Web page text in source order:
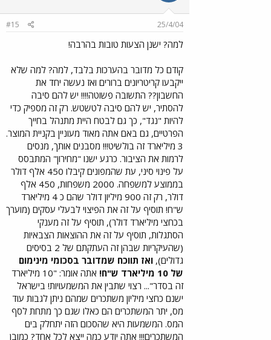
25/4/04
#15
למה? ישנן הצעות טובות בהרבה!
קודם כל מדובר בהערכות בלבד, למה? למה שלא
ייקבעו קריטריונים ברורים ואז נעשה יחד את
החשבון?? התשובה פשוטה!!!! יש להם סיבה
להסתיר, יש להם סיבה לטשטש. רק זה מספיק כדי
להיות "נגד", כך גם לבטח היית מתנהל בחייך
הפרטיים, גם באם אתה מאוד מעוניין בקניית המוצר.
3 מיליארד זה בולשיט!!! מסבנים אותך, מנסים
לרמות את הציבור. כרגע ישנו "מחירון" המתבסס
על פינוי סיני, עת שהמפונים קיבלו 450 אלף דולר
בממוצע למשפחה. 2000 משפחות, 450 אלף
דולר, רק זה 900 מיליון דולר שהם כ 4 מיליארד
ש"ח! תוסיף על זה את הפיצוי לבעלי עסקים (מוערך
בכחצי מיליארד דולר), תוסיף על זה מענקי
הסתגלות, תוסיף על זה את ההוצאות הצבאיות
(שהעיקריות שבהן זה העתקתם של 2 בסיסים
גדולים), ואז תווכח שמדובר בסכומי מינימום
של 10 מיליארד ש"ח!
אתה אומר: "10 מיליארד
זה בסדר"... רצוי שתבין את המשמעויות! בישראל
ישנם כחצי מיליון משתכרים שמהם ניתן לגבות עוד
מס, יתר המשתכרים הם כאלו שגם כך מתחת לסף
המס. המשמעות היא שהסכום הזה יתחלק בים
המשתכרים!!! אתה יודע כמה ייצא לכל אחד? כמובן